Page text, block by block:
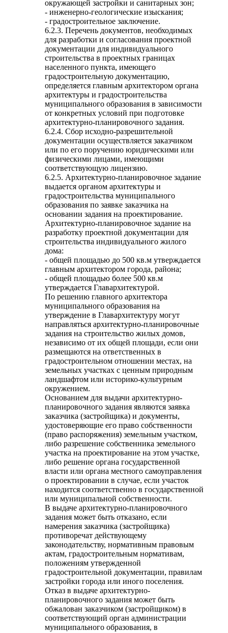
окружающей застройки и санитарных зон;
- инженерно-геологические изыскания;
- градостроительное заключение.
6.2.3. Перечень документов, необходимых
для разработки и согласования проектной
документации для индивидуального
строительства в проектных границах
населенного пункта, имеющего
градостроительную документацию,
определяется главным архитектором органа
архитектуры и градостроительства
муниципального образования в зависимости
от конкретных условий при подготовке
архитектурно-планировочного задания.
6.2.4. Сбор исходно-разрешительной
документации осуществляется заказчиком
или по его поручению юридическими или
физическими лицами, имеющими
соответствующую лицензию.
6.2.5. Архитектурно-планировочное задание
выдается органом архитектуры и
градостроительства муниципального
образования по заявке заказчика на
основании задания на проектирование.
Архитектурно-планировочное задание на
разработку проектной документации для
строительства индивидуального жилого
дома:
- общей площадью до 500 кв.м утверждается
главным архитектором города, района;
- общей площадью более 500 кв.м
утверждается Главархитектурой.
По решению главного архитектора
муниципального образования на
утверждение в Главархитектуру могут
направляться архитектурно-планировочные
задания на строительство жилых домов,
независимо от их общей площади, если они
размещаются на ответственных в
градостроительном отношении местах, на
земельных участках с ценным природным
ландшафтом или историко-культурным
окружением.
Основанием для выдачи архитектурно-
планировочного задания являются заявка
заказчика (застройщика) и документы,
удостоверяющие его право собственности
(право распоряжения) земельным участком,
либо разрешение собственника земельного
участка на проектирование на этом участке,
либо решение органа государственной
власти или органа местного самоуправления
о проектировании в случае, если участок
находится соответственно в государственной
или муниципальной собственности.
В выдаче архитектурно-планировочного
задания может быть отказано, если
намерения заказчика (застройщика)
противоречат действующему
законодательству, нормативным правовым
актам, градостроительным нормативам,
положениям утвержденной
градостроительной документации, правилам
застройки города или иного поселения.
Отказ в выдаче архитектурно-
планировочного задания может быть
обжалован заказчиком (застройщиком) в
соответствующий орган администрации
муниципального образования, в